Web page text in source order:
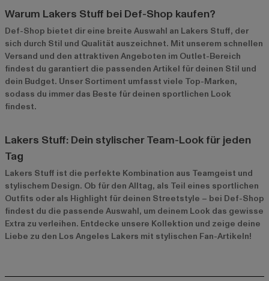
Warum Lakers Stuff bei Def-Shop kaufen?
Def-Shop bietet dir eine breite Auswahl an Lakers Stuff, der
sich durch Stil und Qualität auszeichnet. Mit unserem schnellen
Versand und den attraktiven Angeboten im Outlet-Bereich
findest du garantiert die passenden Artikel für deinen Stil und
dein Budget. Unser Sortiment umfasst viele Top-Marken,
sodass du immer das Beste für deinen sportlichen Look
findest.
Lakers Stuff: Dein stylischer Team-Look für jeden
Tag
Lakers Stuff ist die perfekte Kombination aus Teamgeist und
stylischem Design. Ob für den Alltag, als Teil eines sportlichen
Outfits oder als Highlight für deinen Streetstyle – bei Def-Shop
findest du die passende Auswahl, um deinem Look das gewisse
Extra zu verleihen. Entdecke unsere Kollektion und zeige deine
Liebe zu den Los Angeles Lakers mit stylischen Fan-Artikeln!